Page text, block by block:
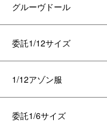
グルーヴドール
委託1/12サイズ
1/12アゾン服
委託1/6サイズ